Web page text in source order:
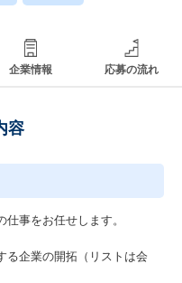
企業情報 応募の流れ
容
事をお任せします。
る企業の開拓（リストは会